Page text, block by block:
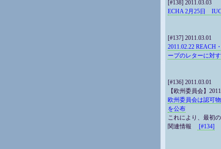
[#138] 2011.03.03
ECHA 2月25日
[#137] 2011.03.01
2011.02.22 REACH
ープのレターに対
[#136] 2011.03.01
【欧州委員会】
欧州委員会は認可
を公布
これにより、最初
関連情報
[#134]